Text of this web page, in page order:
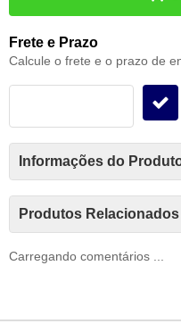
Frete e Prazo
Calcule o frete e o prazo de
Informações do
Produtos Relacionados
Carregando comentários ...